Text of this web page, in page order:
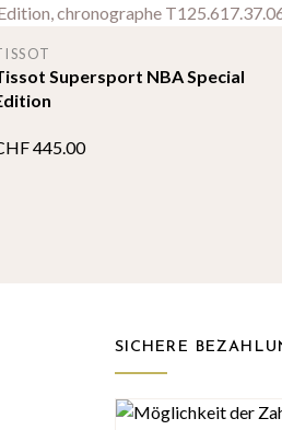
Supersport NBA Special
445.00
SICHERE